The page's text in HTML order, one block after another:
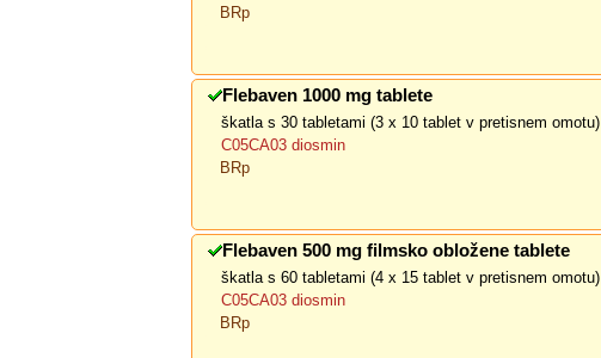
BRp
Flebaven 1000 mg tablete
škatla s 30 tabletami (3 x 10 tablet v pretisnem omotu)
C05CA03 diosmin
BRp
Flebaven 500 mg filmsko obložene tablete
škatla s 60 tabletami (4 x 15 tablet v pretisnem omotu)
C05CA03 diosmin
BRp